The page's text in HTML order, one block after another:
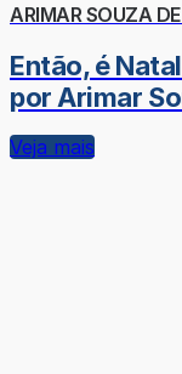
ARIMAR SOUZA
Então, é
por Arimar
Veja mais